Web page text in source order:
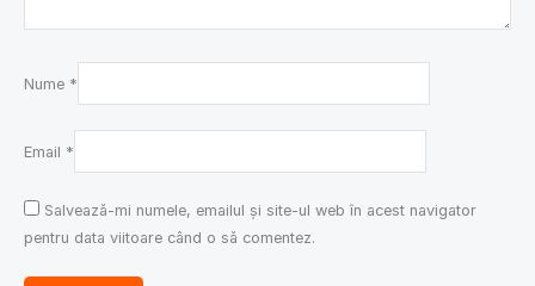
Nume *
Email *
Salvează-mi numele, emailul și site-ul web în acest navigator
pentru data viitoare când o să comentez.